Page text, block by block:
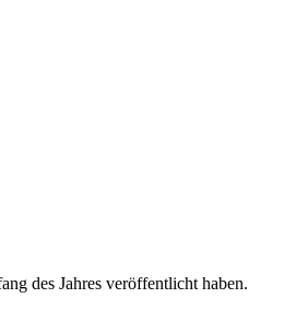
des Jahres veröffentlicht haben.